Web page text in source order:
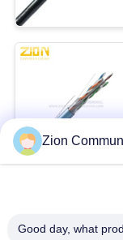
Zion
Good day, what